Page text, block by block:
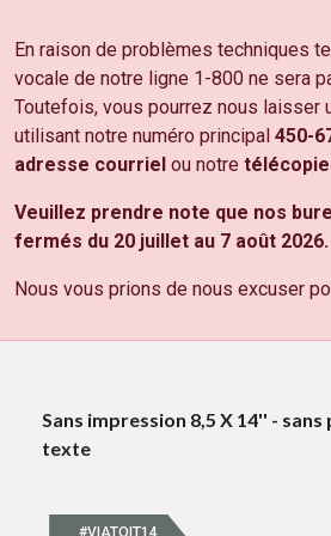
En raison de problèmes techniques
vocale de notre ligne 1-800 ne sera
Toutefois, vous pourrez nous laisser
utilisant notre numéro principal 450-
adresse courriel ou notre
Veuillez prendre note que nos
fermés du 20 juillet au 7 août 2026.
Nous vous prions de nous excuser
NOS PRODUITS DÉCOUVREZ NOS
Tous les prix sont sujets à
Les prix indiqués sont sujets aux
et provinciale.
Sans impression 8,5 X 14'' - sans
texte
#VIATOIT14